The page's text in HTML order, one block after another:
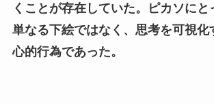
くことが存在していた。ピカソにと
単なる下絵ではなく、思考を可視化
心的行為であった。